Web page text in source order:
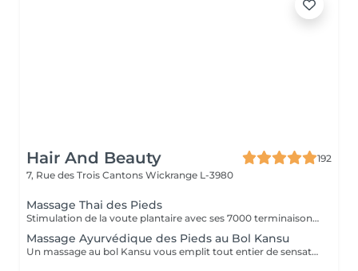
Hair And Beauty
192
7, Rue des Trois Cantons Wickrange L-3980
Massage Thai des Pieds
Stimulation de la voute plantaire avec ses 7000 terminaisons nerveuses. Efficace et profond, il apaise l'ensemble du corps.
Massage Ayurvédique des Pieds au Bol Kansu
Un massage au bol Kansu vous emplit tout entier de sensations douces et apaisantes. Il vise à traiter non seulement les points réflexes des pieds mais en même temps les cinq éléments.